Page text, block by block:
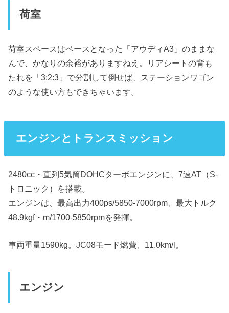
荷室
荷室スペースはベースとなった「アウディA3」のままな
んで、かなりの余裕がありますねえ。リアシートの背も
たれを「3:2:3」で分割して倒せば、ステーションワゴン
のような使い方もできちゃいます。
エンジンとトランスミッション
2480cc・直列5気筒DOHCターボエンジンに、7速AT（S-
トロニック）を搭載。
エンジンは、最高出力400ps/5850-7000rpm、最大トルク
48.9kgf・m/1700-5850rpmを発揮。
車両重量1590kg。JC08モード燃費、11.0km/l。
エンジン